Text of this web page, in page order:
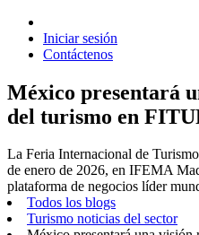
Iniciar sesión
Contáctenos
México presentará
del turismo en
La Feria Internacional de
de enero de 2026, en IFEMA
plataforma de negocios líder
Todos los blogs
Turismo noticias del sector